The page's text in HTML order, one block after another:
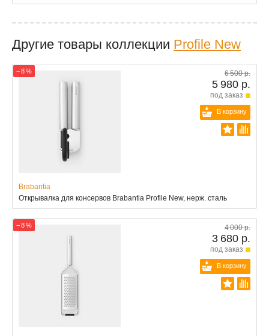
Другие товары коллекции Profile New
− 8 % 6 500 р.
5 980 р.
под заказ
В корзину
Brabantia
Открывалка для консервов Brabantia Profile New, нерж. сталь
− 8 % 4 000 р.
3 680 р.
под заказ
В корзину